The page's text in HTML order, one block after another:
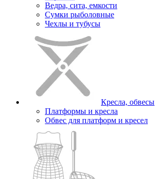
Ведра, сита, емкости
Сумки рыболовные
Чехлы и тубусы
Кресла, обвесы
Платформы и кресла
Обвес для платформ и кресел